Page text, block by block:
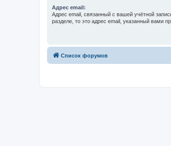
Адрес email:
Адрес email, связанный с вашей учётной
разделе, то это адрес email, указанный вами
Список форумов